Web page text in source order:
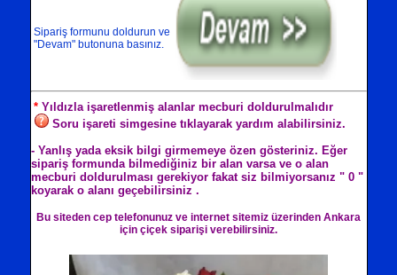
Sipariş formunu doldurun ve
"Devam" butonuna basınız.
* Yıldızla işaretlenmiş alanlar mecburi doldurulmalıdır
Soru işareti simgesine tıklayarak yardım alabilirsiniz.
- Yanlış yada eksik bilgi girmemeye özen gösteriniz. Eğer
sipariş formunda bilmediğiniz bir alan varsa ve o alan
mecburi doldurulması gerekiyor fakat siz bilmiyorsanız " 0 "
koyarak o alanı geçebilirsiniz .
Bu siteden cep telefonunuz ve internet sitemiz üzerinden Ankara
için çiçek siparişi verebilirsiniz.